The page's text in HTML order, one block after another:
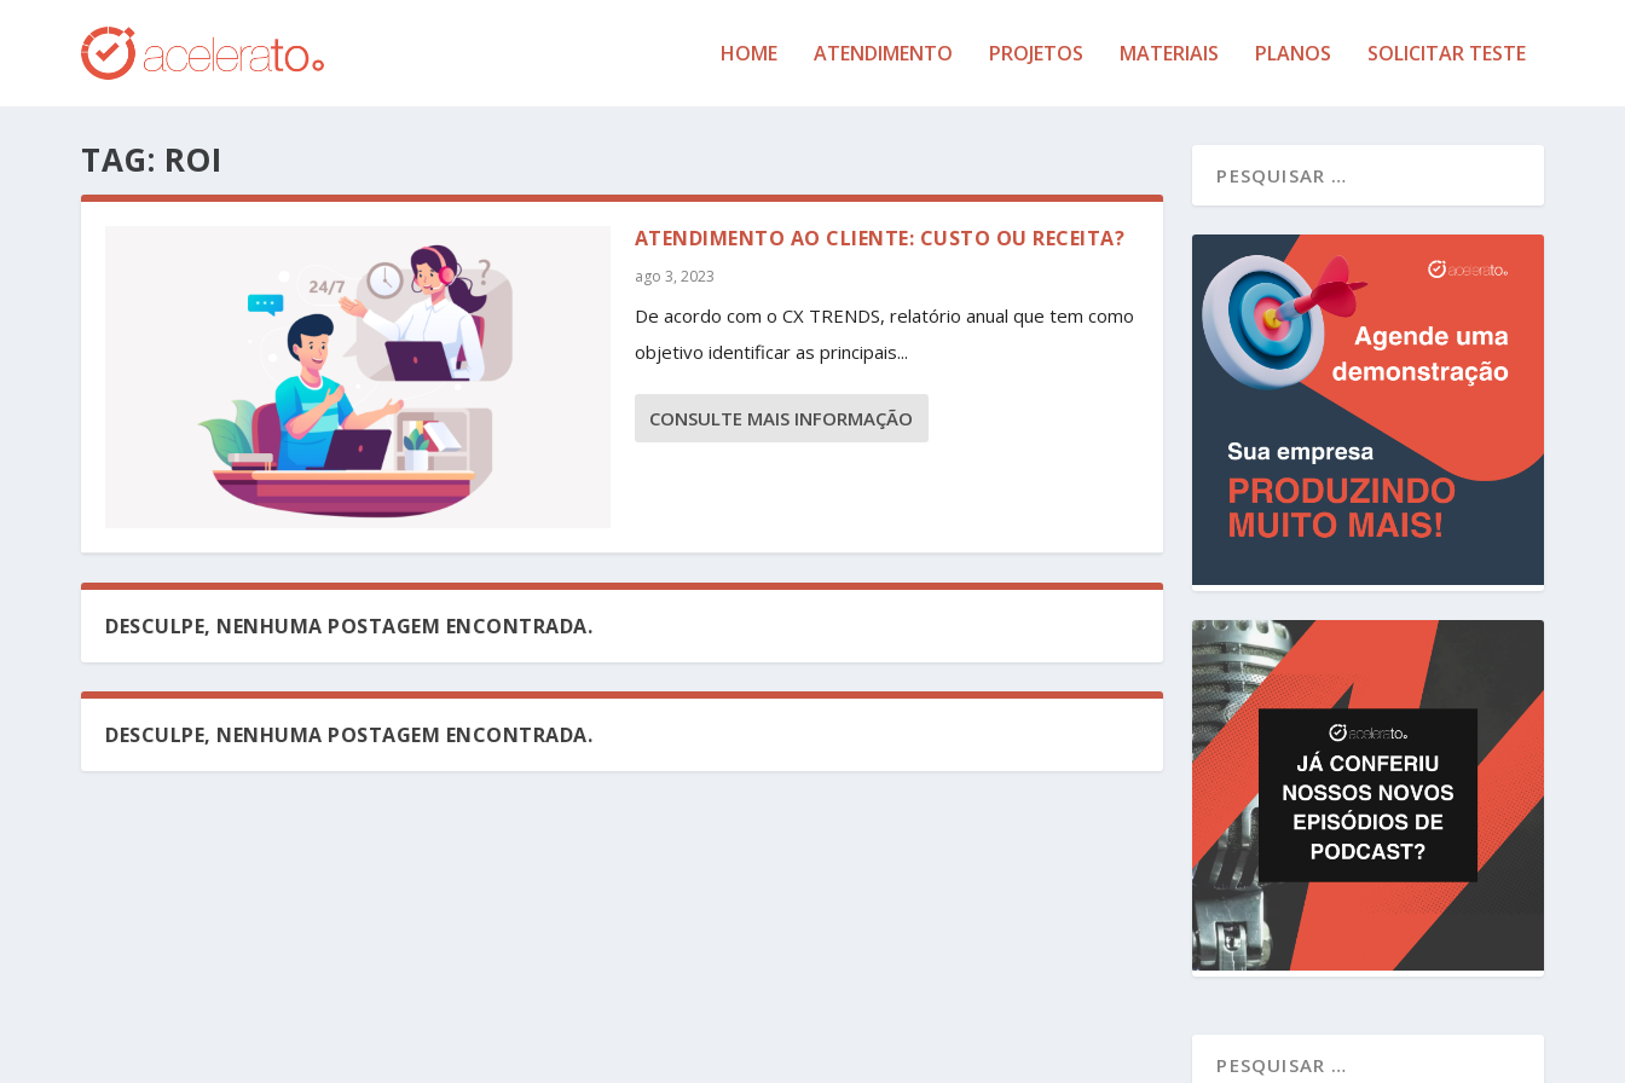
HOME ATENDIMENTO PROJETOS MATERIAIS PLANOS SOLICITAR TESTE
TAG: ROI
ATENDIMENTO AO CLIENTE: CUSTO OU RECEITA?
ago 3, 2023
De acordo com o CX TRENDS, relatório anual que tem como
objetivo identificar as principais...
CONSULTE MAIS INFORMAÇÃO
DESCULPE, NENHUMA POSTAGEM ENCONTRADA.
DESCULPE, NENHUMA POSTAGEM ENCONTRADA.